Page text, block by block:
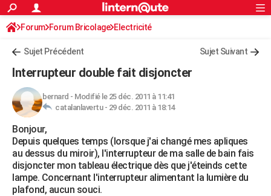
ACTUALITÉS
Politique
Société
Faits Divers
Education
Monde
Villes
+
FINANCE
Retraite
Impôts
Epargne
Immobilier
Risques naturels par ville
Banque
Assurance
Crédit
AUTO
Essais
Réserver un essai
Citadines
Berlines
SUV
Forum auto
+HIGH-TECH
Mobiles
Meilleur smartphone
Internet
Ordinateurs
Jeux vidéo
Guide high-tech
+BRICOLAGE
Forum
Aménagement intérieur
Extérieur
Cuisine
Salle de bains
Jardinage
Rangement
WEEK-END
S'inscrire
Connexion
Forum Forum Bricolage Electricité
Sujet Précédent Sujet Suivant
Interrupteur double fait disjoncter
bernard - Modifié le 25 déc. 2011 à 11:41
catalanlavertu - 29 déc. 2011 à 18:14
Bonjour,
Depuis quelques temps (lorsque j'ai changé mes apliques
au dessus du miroir), l'interrupteur de ma salle de bain fais
disjoncter mon tableau électrique dès que j'éteinds cette
lampe. Concernant l'interrupteur alimentant la lumière du
plafond, aucun souci.